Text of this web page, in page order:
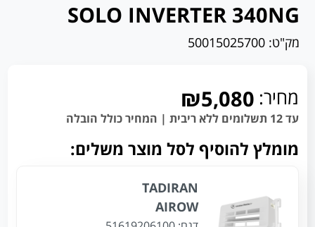
SOLO INVERTER 340NG
מק"ט: 50015025700
מחיר: ₪5,080
עד 12 תשלומים ללא ריבית | המחיר כולל הובלה
מומלץ להוסיף לסל מוצר משלים:
TADIRAN
AIROW